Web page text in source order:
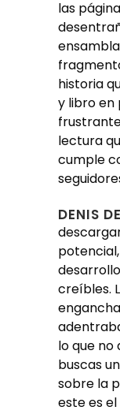
las
historia
y libro en
lectura
cumple
DENIS
creíbles.
lo que no
buscas
sobre la
este es